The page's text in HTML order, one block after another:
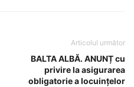
Articolul următor
BALTA ALBĂ. ANUNȚ cu
privire la asigurarea
obligatorie a locuințelor